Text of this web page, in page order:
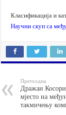
Класификација и
Научни скуп са
Претходна
Дражан
мјесто на
такмичењу